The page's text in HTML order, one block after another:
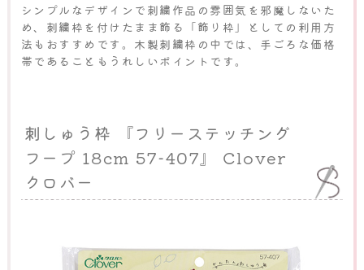
シンプルなデザインで刺繍作品の雰囲気を邪魔しないた
め、刺繍枠を付けたまま飾る「飾り枠」としての利用方
法もおすすめです。木製刺繍枠の中では、手ごろな価格
帯であることもうれしいポイントです。
刺しゅう枠 『フリーステッチング
フープ 18cm 57-407』 Clover
クロバー